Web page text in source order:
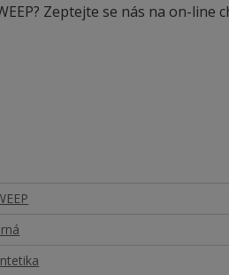
Zeptejte se nás na on-line